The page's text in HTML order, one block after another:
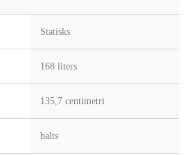
Statisks
168 liters
135,7 centimetri
balts